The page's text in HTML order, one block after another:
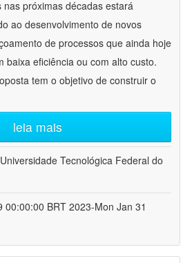
próximas décadas estará
ao desenvolvimento de novos
de processos que ainda hoje
baixa eficiência ou com alto custo.
tem o objetivo de construir o
leia mais
Universidade Tecnológica Federal do
00:00:00 BRT 2023-Mon Jan 31